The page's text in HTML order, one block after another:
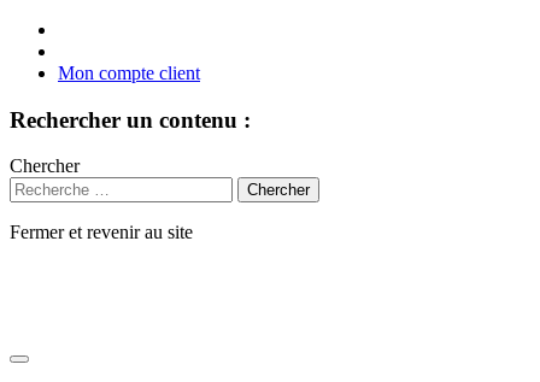
Mon compte client
Rechercher un contenu :
Chercher
Fermer et revenir au site